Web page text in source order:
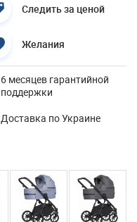
Следить за ценой
Желания
6 месяцев гарантийной
поддержки
Доставка по Украине